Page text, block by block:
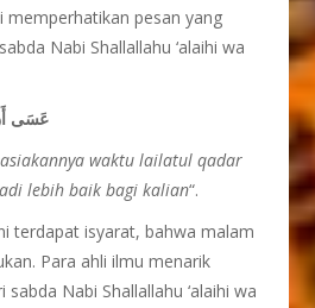
memperhatikan pesan yang
Nabi Shallallahu ‘alaihi wa
عَسَى
waktu lailatul qadar
lebih baik bagi kalian“.
terdapat isyarat, bahwa malam
Para ahli ilmu menarik
sabda Nabi Shallallahu ‘alaihi wa